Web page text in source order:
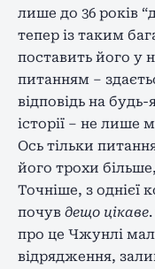
лише до 36 років
тепер із таким
поставить його у
питанням –
відповідь на
історії – не лише
Ось тільки
його трохи
Точніше, з однієї
почув дещо цікаве
про це Чжунлі
відрядження,